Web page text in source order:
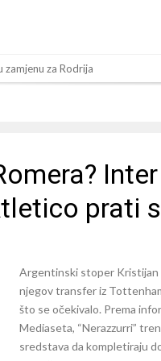
za Rodrija
nema dovoljno sredstava,
odluku!
Turske
Rodri ponizio Real Madrid
Garosu, sada je dao
prati
Argentinski stoper Kristijan
njegov transfer iz
što se očekivalo. Prema
Mediaseta, “Nerazzurri”
sredstava da kompletiraju